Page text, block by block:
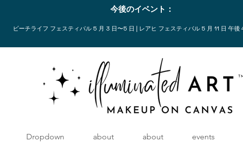
今後のイベント：
ビーチライフ フェスティバル 5 月 3 日〜5 日 | レアヒ フェスティバル 5 月 11 日 午後
Dropdown about about events